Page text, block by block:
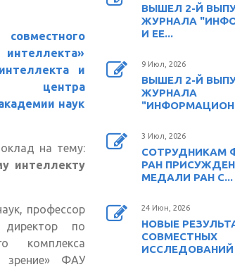
совместного
и
центра
наук
на тему:
интеллекту
профессор
по
комплекса
зрение» ФАУ
ВЫШЕЛ 2-Й
ЖУРНАЛА
И ЕЕ...
9 Июл, 2026
ВЫШЕЛ 2-Й
ЖУРНАЛА
3 Июл, 2026
СОТРУДНИКАМ
РАН
МЕДАЛИ РАН С...
24 Июн, 2026
НОВЫЕ
СОВМЕСТНЫХ
ИССЛЕДОВАНИЙ